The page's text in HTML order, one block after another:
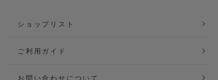
ショップリスト
ご利用ガイド
お問い合わせについて